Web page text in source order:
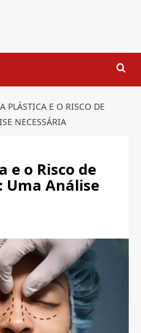
PLÁSTICA E O RISCO DE
NECESSÁRIA
e o Risco de
Uma Análise